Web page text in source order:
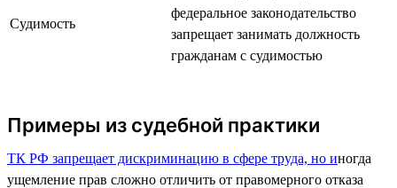
Судимость
федеральное законодательство
запрещает занимать должность
гражданам с судимостью
Примеры из судебной практики
ТК РФ запрещает дискриминацию в сфере труда, но иногда
ущемление прав сложно отличить от правомерного отказа